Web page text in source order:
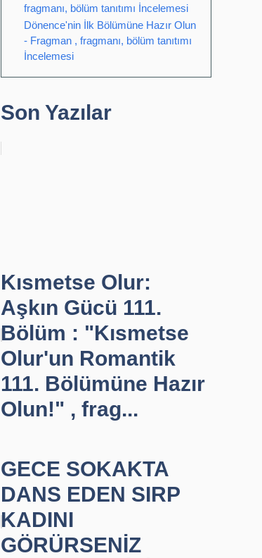
fragmanı, bölüm tanıtımı İncelemesi
Dönence'nin İlk Bölümüne Hazır Olun
- Fragman , fragmanı, bölüm tanıtımı
İncelemesi
Son Yazılar
Kısmetse Olur:
Aşkın Gücü 111.
Bölüm : "Kısmetse
Olur'un Romantik
111. Bölümüne Hazır
Olun!" , frag...
GECE SOKAKTA
DANS EDEN SIRP
KADINI
GÖRÜRSENİZ